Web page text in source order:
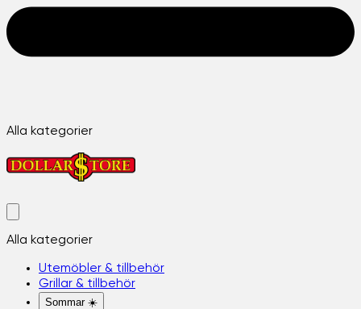
Alla kategorier
Alla kategorier
Utemöbler & tillbehör
Grillar & tillbehör
Sommar ☀️